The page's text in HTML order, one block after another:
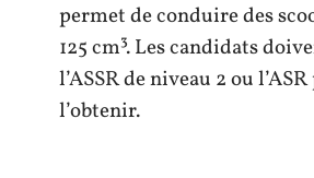
permet de conduire des
125 cm³. Les candidats
l’ASSR de niveau 2 ou
l’obtenir.